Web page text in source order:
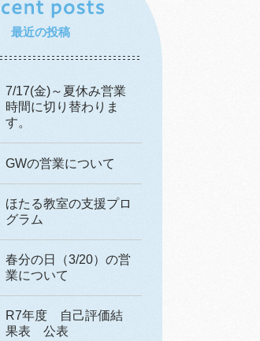
最近の投稿
7/17(金)～夏休み営業
時間に切り替わりま
す。
GWの営業について
ほたる教室の支援プロ
グラム
春分の日（3/20）の営
業について
R7年度 自己評価結
果表 公表